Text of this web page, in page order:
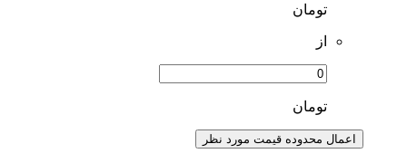
تومان
از
تومان
اعمال محدوده قیمت مورد نظر